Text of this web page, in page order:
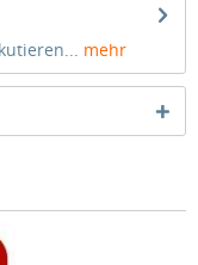
mehr